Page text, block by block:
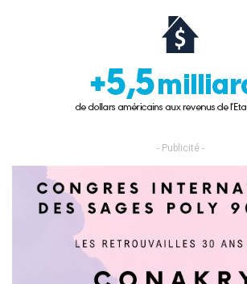
- Publicité -